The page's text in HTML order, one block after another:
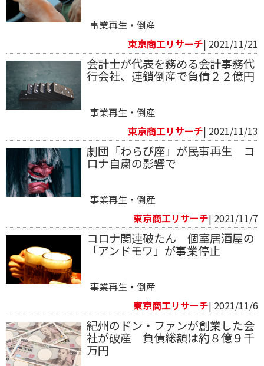
事業再生・倒産
東京商工リサーチ| 2021/11/21
会計士が代表を務める会計事務代
行会社、連鎖倒産で負債２２億円
事業再生・倒産
東京商工リサーチ| 2021/11/13
劇団「わらび座」が民事再生 コ
ロナ自粛の影響で
事業再生・倒産
東京商工リサーチ| 2021/11/7
コロナ関連破たん 個室居酒屋の
「アンドモワ」が事業停止
事業再生・倒産
東京商工リサーチ| 2021/11/6
紀州のドン・ファンが創業した会
社が破産 負債総額は約８億９千
万円